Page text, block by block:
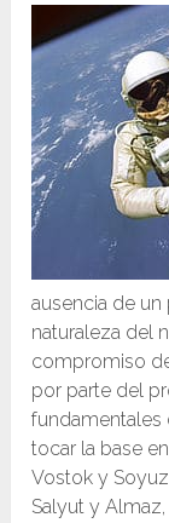
ausencia de
naturaleza del
compromiso
por parte del
fundamentales
tocar la base
Vostok y
Salyut y